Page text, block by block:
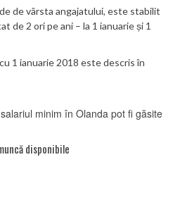
de vârsta angajatului, este stabilit
de 2 ori pe ani – la 1 ianuarie și 1
1 ianuarie 2018 este descris în
minim în Olanda pot fi găsite
disponibile